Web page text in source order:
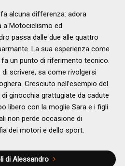
alcuna differenza: adora
a Motociclismo ed
passa dalle due alle quattro
La sua esperienza come
un punto di riferimento tecnico.
scrivere, sa come rivolgersi
Cresciuto nell’esempio del
ginocchia grattugiate da cadute
libero con la moglie Sara e i figli
non perde occasione di
dei motori e dello sport.
di Alessandro